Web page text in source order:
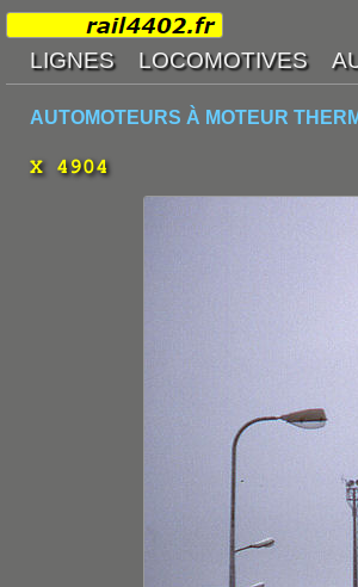
AUTOMOTEURS À MOTEUR
X 4904